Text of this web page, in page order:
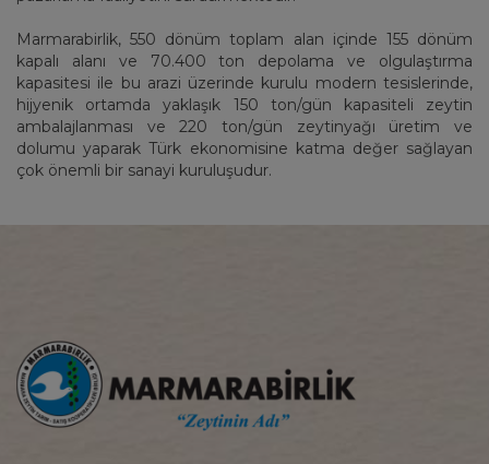
Marmarabirlik, 550 dönüm toplam alan içinde 155 dönüm
kapalı alanı ve 70.400 ton depolama ve olgulaştırma
kapasitesi ile bu arazi üzerinde kurulu modern tesislerinde,
hijyenik ortamda yaklaşık 150 ton/gün kapasiteli zeytin
ambalajlanması ve 220 ton/gün zeytinyağı üretim ve
dolumu yaparak Türk ekonomisine katma değer sağlayan
çok önemli bir sanayi kuruluşudur.